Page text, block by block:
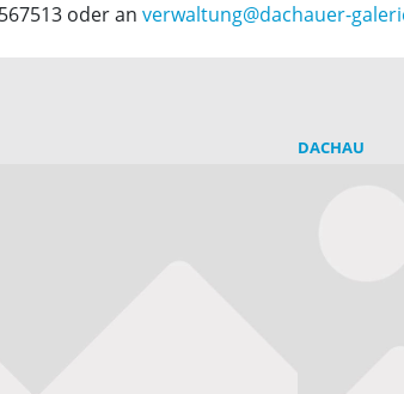
oder an verwaltung@dachauer-
DACHAU